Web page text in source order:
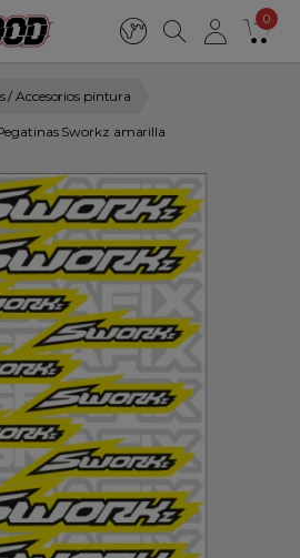
0
/ Accesorios pintura
Sworkz amarilla